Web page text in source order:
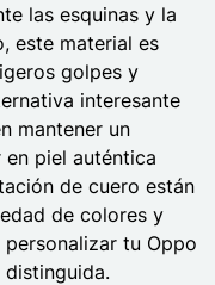
las esquinas y la
este material es
golpes y
interesante
mantener un
piel auténtica
de cuero están
de colores y
tu Oppo